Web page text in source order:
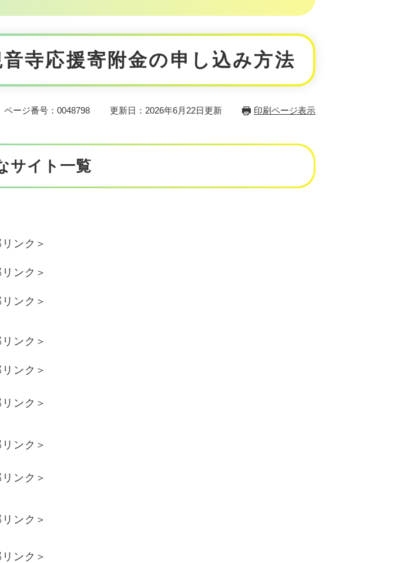
寺応援寄附金の申し込み方法
ページ番号：0048798 更新日：2026年6月22日更新 印刷ページ表示
サイト一覧
ンク＞
ンク＞
ンク＞
ンク＞
ンク＞
ンク＞
ンク＞
ンク＞
ンク＞
ンク＞